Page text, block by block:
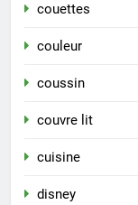
couettes
couleur
coussin
couvre lit
cuisine
disney